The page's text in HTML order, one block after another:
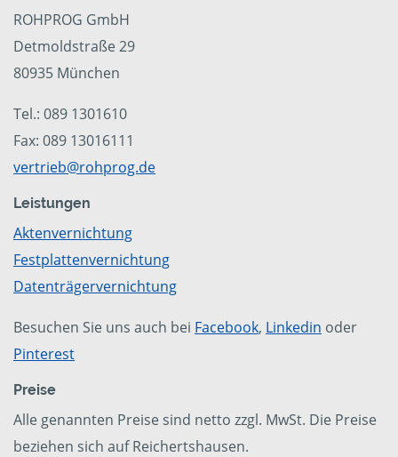
ROHPROG GmbH
Detmoldstraße 29
80935 München
Tel.: 089 1301610
Fax: 089 13016111
vertrieb@rohprog.de
Leistungen
Aktenvernichtung
Festplattenvernichtung
Datenträgervernichtung
Besuchen Sie uns auch bei Facebook, Linkedin oder
Pinterest
Preise
Alle genannten Preise sind netto zzgl. MwSt. Die Preise
beziehen sich auf Reichertshausen.